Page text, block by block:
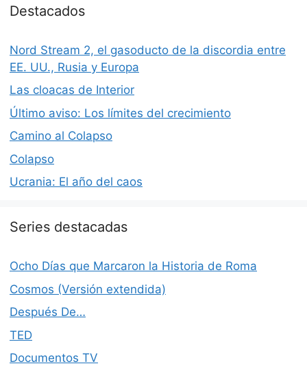
Destacados
Nord Stream 2, el gasoducto de la discordia entre
EE. UU., Rusia y Europa
Las cloacas de Interior
Último aviso: Los límites del crecimiento
Camino al Colapso
Colapso
Ucrania: El año del caos
Series destacadas
Ocho Días que Marcaron la Historia de Roma
Cosmos (Versión extendida)
Después De…
TED
Documentos TV